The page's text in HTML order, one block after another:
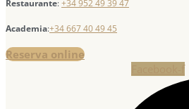
Restaurante:+34 952 49 39 47
Academia:+34 667 40 49 45
Reserva online